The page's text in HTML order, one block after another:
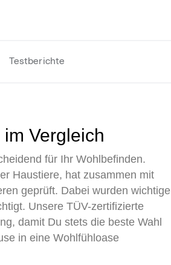
Testberichte
im Vergleich
für Ihr Wohlbefinden.
Haustiere, hat zusammen mit
geprüft. Dabei wurden wichtige
Unsere TÜV-zertifizierte
damit Du stets die beste Wahl
in eine Wohlfühloase